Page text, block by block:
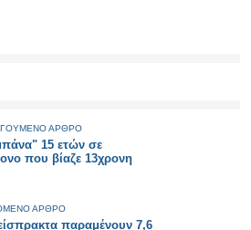
ΑΡΘΡΟ
15 ετών σε
που βίαζε 13χρονη
ΑΡΘΡΟ
παραμένουν 7,6